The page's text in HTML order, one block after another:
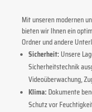
Mit unseren modernen
bieten wir Ihnen ein
Ordner und andere
Sicherheit: Unsere
Sicherheitstechnik
Videoüberwachung,
Klima: Dokumente
Schutz vor